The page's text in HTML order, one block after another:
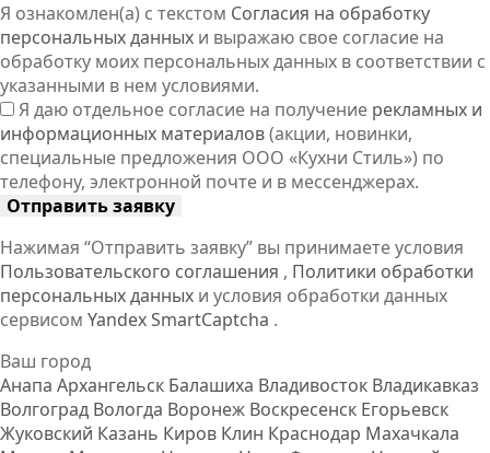
Я ознакомлен(а) с текстом Согласия на обработку
персональных данных и выражаю свое согласие на
обработку моих персональных данных в соответствии с
указанными в нем условиями.
Я даю отдельное согласие на получение рекламных и
информационных материалов(акции, новинки,
специальные предложения ООО «Кухни Стиль») по
телефону, электронной почте и в мессенджерах.
Отправить заявку
Нажимая “Отправить заявку” вы принимаете условия
Пользовательского соглашения , Политики обработки
персональных данных и условия обработки данных
сервисом Yandex SmartCaptcha .
Ваш город
Анапа Архангельск Балашиха Владивосток Владикавказ
Волгоград Вологда Воронеж Воскресенск Егорьевск
Жуковский Казань Киров Клин Краснодар Махачкала